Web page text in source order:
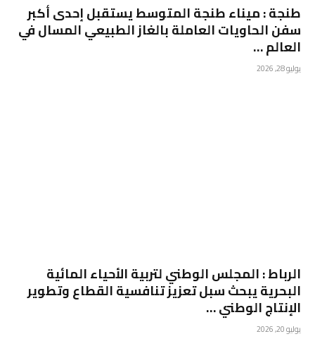
طنجة : ميناء طنجة المتوسط يستقبل إحدى أكبر
سفن الحاويات العاملة بالغاز الطبيعي المسال في
العالم …
يوليو 28, 2026
الرباط : المجلس الوطني لتربية الأحياء المائية
البحرية يبحث سبل تعزيز تنافسية القطاع وتطوير
الإنتاج الوطني …
يوليو 20, 2026